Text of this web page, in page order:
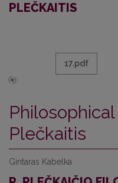
PLEČKAITIS
17.pdf
Plečkaitis
Gintaras Kabelka